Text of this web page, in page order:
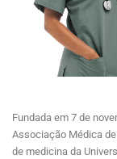
Fundada em 7 de
Associação Médica
de medicina da